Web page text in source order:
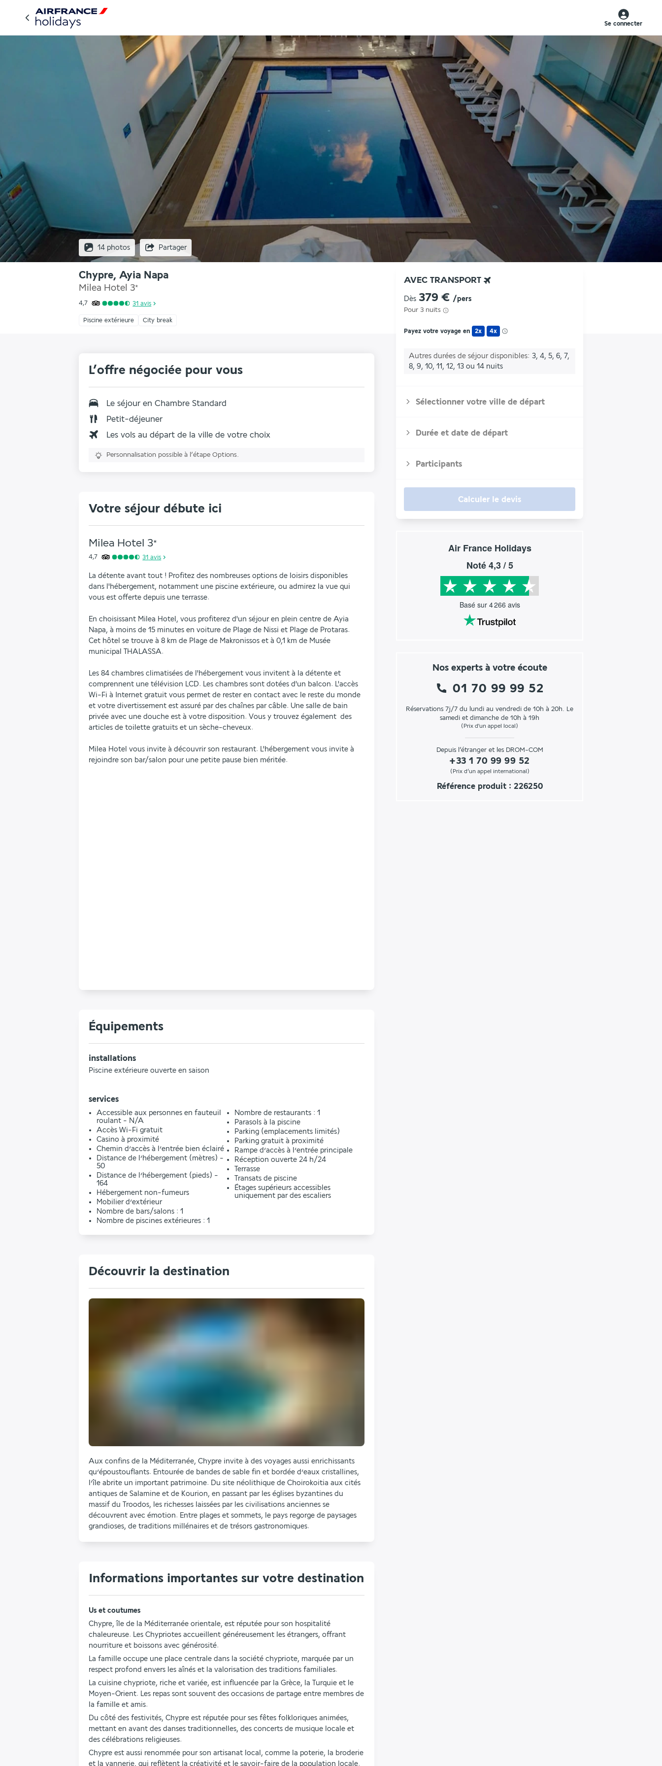
Se connecter
14 photos Partager
Chypre, Ayia Napa
Milea Hotel 3*
4,7 31 avis
Piscine extérieure City break
AVEC TRANSPORT
Dès 379 € /pers
Pour 3 nuits
Payez votre voyage en 2x 4x
Autres durées de séjour disponibles 3, 4, 5, 6, 7,
8, 9, 10, 11, 12, 13 ou 14 nuits
Sélectionner votre ville de départ
Durée et date de départ
Participants
Calculer le devis
Air France Holidays
Noté4,3/ 5
Basé sur 4 266 avis
Nos experts à votre écoute
01 70 99 99 52
Réservations 7j/7 du lundi au vendredi de 10h à 20h. Le
samedi et dimanche de 10h à 19h
(Prix d'un appel local)
Depuis l’étranger et les DROM-COM
+33 1 70 99 99 52
(Prix d’un appel international)
Référence produit : 226250
L’offre négociée pour vous
Le séjour en Chambre Standard
Petit-déjeuner
Les vols au départ de la ville de votre choix
Personnalisation possible à l’étape Options.
Votre séjour débute ici
Milea Hotel 3*
4,7 31 avis
La détente avant tout ! Profitez des nombreuses options de loisirs disponibles
dans l'hébergement, notamment une piscine extérieure, ou admirez la vue qui
vous est offerte depuis une terrasse.
En choisissant Milea Hotel, vous profiterez d'un séjour en plein centre de Ayia
Napa, à moins de 15 minutes en voiture de Plage de Nissi et Plage de Protaras.
Cet hôtel se trouve à 8 km de Plage de Makronissos et à 0,1 km de Musée
municipal THALASSA.
Les 84 chambres climatisées de l'hébergement vous invitent à la détente et
comprennent une télévision LCD. Les chambres sont dotées d'un balcon. L'accès
Wi-Fi à Internet gratuit vous permet de rester en contact avec le reste du monde
et votre divertissement est assuré par des chaînes par câble. Une salle de bain
privée avec une douche est à votre disposition. Vous y trouvez également  des
articles de toilette gratuits et un sèche-cheveux.
Milea Hotel vous invite à découvrir son restaurant. L'hébergement vous invite à
rejoindre son bar/salon pour une petite pause bien méritée.
Équipements
installations
Piscine extérieure ouverte en saison
services
Accessible aux personnes en fauteuil
roulant - N/A
Accès Wi-Fi gratuit
Casino à proximité
Chemin d’accès à l’entrée bien éclairé
Distance de l’hébergement (mètres) -
50
Distance de l’hébergement (pieds) -
164
Hébergement non-fumeurs
Mobilier d’extérieur
Nombre de bars/salons : 1
Nombre de piscines extérieures : 1
Nombre de restaurants : 1
Parasols à la piscine
Parking (emplacements limités)
Parking gratuit à proximité
Rampe d’accès à l’entrée principale
Réception ouverte 24 h/24
Terrasse
Transats de piscine
Étages supérieurs accessibles
uniquement par des escaliers
Découvrir la destination
Aux confins de la Méditerranée, Chypre invite à des voyages aussi enrichissants
qu’époustouflants. Entourée de bandes de sable fin et bordée d’eaux cristallines,
l’île abrite un important patrimoine. Du site néolithique de Choirokoitia aux cités
antiques de Salamine et de Kourion, en passant par les églises byzantines du
massif du Troodos, les richesses laissées par les civilisations anciennes se
découvrent avec émotion. Entre plages et sommets, le pays regorge de paysages
grandioses, de traditions millénaires et de trésors gastronomiques.
Informations importantes sur votre destination
Us et coutumes
Chypre, île de la Méditerranée orientale, est réputée pour son hospitalité
chaleureuse. Les Chypriotes accueillent généreusement les étrangers, offrant
nourriture et boissons avec générosité.
La famille occupe une place centrale dans la société chypriote, marquée par un
respect profond envers les aînés et la valorisation des traditions familiales.
La cuisine chypriote, riche et variée, est influencée par la Grèce, la Turquie et le
Moyen-Orient. Les repas sont souvent des occasions de partage entre membres de
la famille et amis.
Du côté des festivités, Chypre est réputée pour ses fêtes folkloriques animées,
mettant en avant des danses traditionnelles, des concerts de musique locale et
des célébrations religieuses.
Chypre est aussi renommée pour son artisanat local, comme la poterie, la broderie
et la vannerie, qui reflètent la créativité et le savoir-faire de la population locale.